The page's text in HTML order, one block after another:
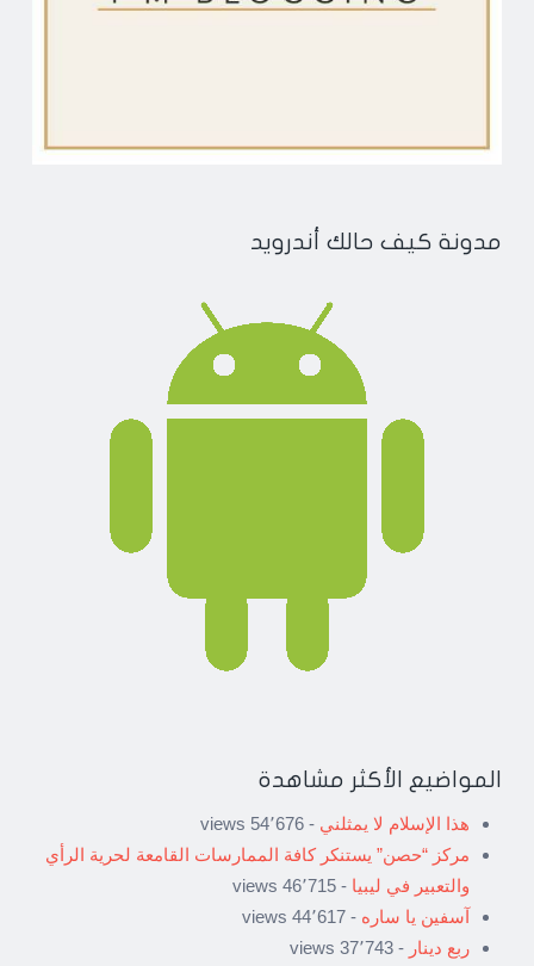
مدونة كيف حالك أندرويد
المواضيع الأكثر مشاهدة
هذا الإسلام لا يمثلني - 54٬676 views
مركز “حصن” يستنكر كافة الممارسات القامعة لحرية الرأي
والتعبير في ليبيا - 46٬715 views
آسفين يا ساره - 44٬617 views
ربع دينار - 37٬743 views